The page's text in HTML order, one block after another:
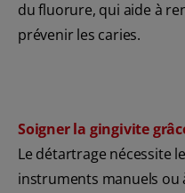
du fluorure, qui aide à
prévenir les caries.
Soigner la gingivite
Le détartrage nécessite
instruments manuels ou